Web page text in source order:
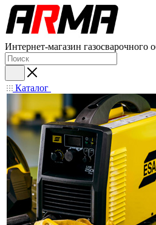
Интернет-магазин газосварочного
Каталог